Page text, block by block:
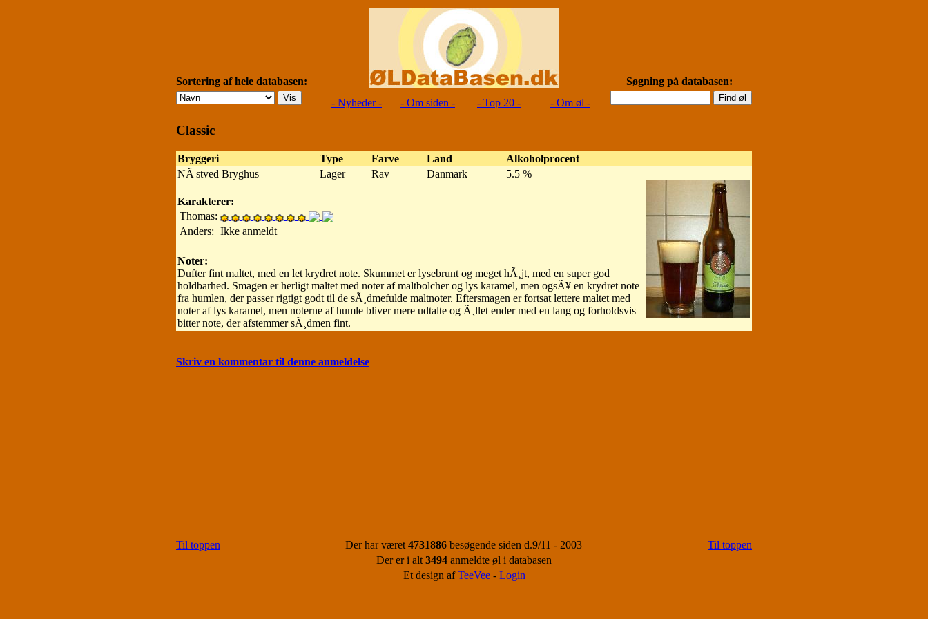
Sortering af hele databasen:
Søgning på databasen:
- Nyheder -
- Om siden - - Top 20 - - Om øl -
Classic
Bryggeri Type Farve Land
Alkoholprocent
NÃ¦stved Bryghus
Lager Rav Danmark 5.5 %
Karakterer:
Thomas:
Anders: Ikke anmeldt
Noter:
Dufter fint maltet, med en let krydret note. Skummet er lysebrunt og meget hÃ¸jt, med en super god
holdbarhed. Smagen er herligt maltet med noter af maltbolcher og lys karamel, men ogsÃ¥ en krydret note
fra humlen, der passer rigtigt godt til de sÃ¸dmefulde maltnoter. Eftersmagen er fortsat lettere maltet med
noter af lys karamel, men noterne af humle bliver mere udtalte og Ã¸llet ender med en lang og forholdsvis
bitter note, der afstemmer sÃ¸dmen fint.
Skriv en kommentar til denne anmeldelse
Til toppen Der har været 4731886 besøgende siden d.9/11 - 2003
Til toppen
Der er i alt 3494 anmeldte øl i databasen
Et design afTeeVee- Login